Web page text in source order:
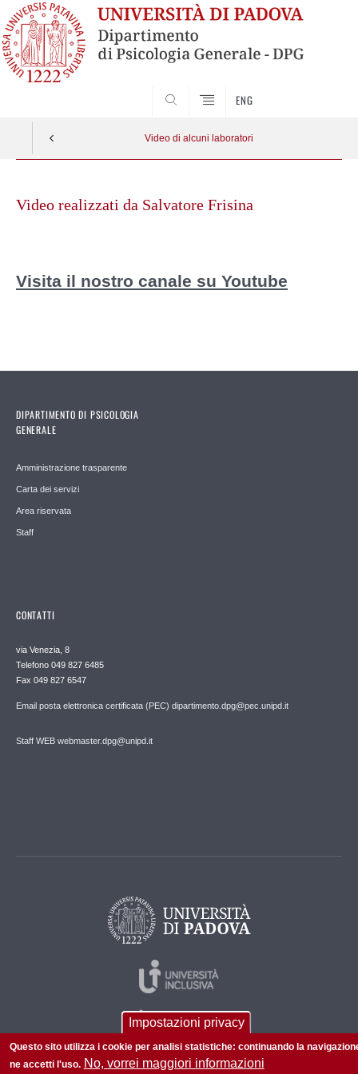
ENG
Video di alcuni laboratori
contentVideo realizzati da Salvatore Frisina
Visita il nostro canale su Youtube
DIPARTIMENTO DI PSICOLOGIA
GENERALE
Amministrazione trasparente
Carta dei servizi
Area riservata
Staff
CONTATTI
via Venezia, 8
Telefono 049 827 6485
Fax 049 827 6547
Email posta elettronica certificata (PEC) dipartimento.dpg@pec.unipd.it
Staff WEB webmaster.dpg@unipd.it
Impostazioni privacy
Questo sito utilizza i cookie per analisi statistiche: continuando la
ne accetti l'uso. No, vorrei maggiori informazioni